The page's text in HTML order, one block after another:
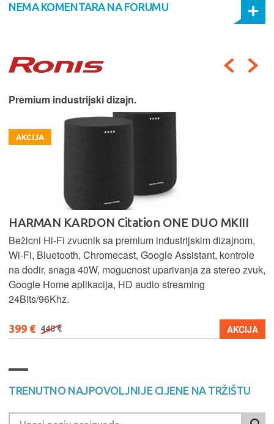
NEMA KOMENTARA NA FORUMU
Premium industrijski dizajn.
AKCIJA
HARMAN KARDON Citation ONE DUO MKIII
Bežicni Hi-Fi zvucnik sa premium industrijskim dizajnom,
Wi-Fi, Bluetooth, Chromecast, Google Assistant, kontrole
na dodir, snaga 40W, mogucnost uparivanja za stereo zvuk,
Google Home aplikacija, HD audio streaming
24Bits/96Khz.
399 € 448 € AKCIJA
TRENUTNO NAJPOVOLJNIJE CIJENE NA TRŽIŠTU